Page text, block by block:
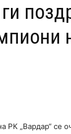
РК „Вардар“ се